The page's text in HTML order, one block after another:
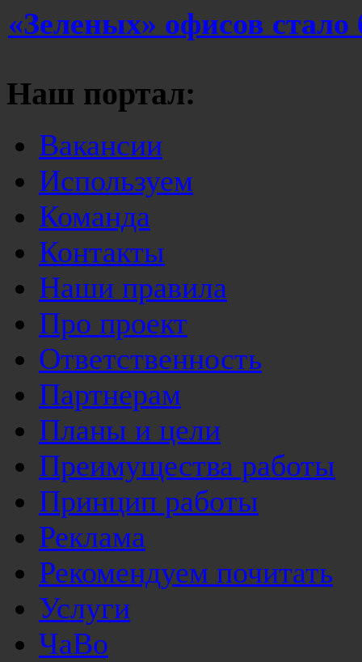
«Зеленых» офисов стало
Наш портал:
Вакансии
Используем
Команда
Контакты
Наши правила
Про проект
Ответственность
Партнерам
Планы и цели
Преимущества работы
Принцип работы
Реклама
Рекомендуем почитать
Услуги
ЧаВо